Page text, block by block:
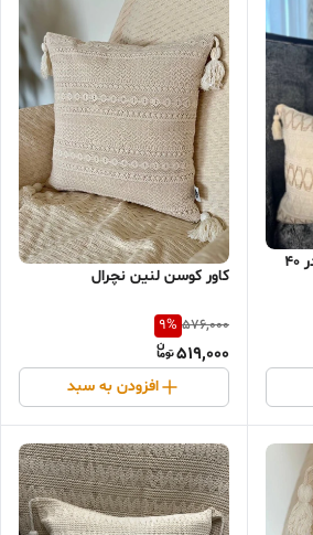
کاور کوسن لنین ابعاد ۴۰ در ۴۰
کاور کوسن لنین نچرال
576,000
9%
519,000
افزودن به سبد